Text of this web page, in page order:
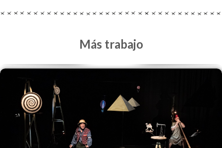
Más trabajo